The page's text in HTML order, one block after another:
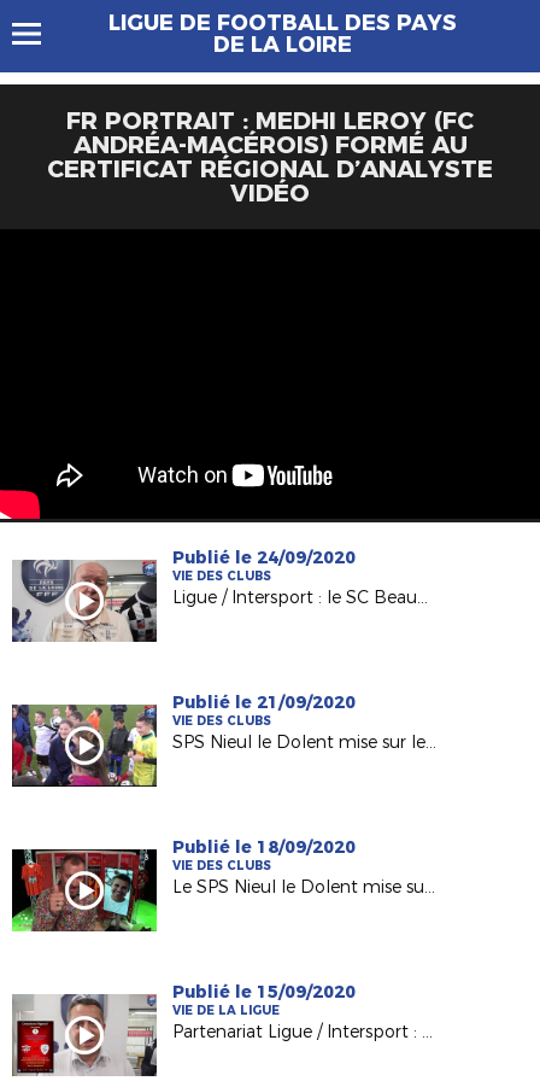
LIGUE DE FOOTBALL DES PAYS
DE LA LOIRE
FR PORTRAIT : MEDHI LEROY (FC
ANDRÉA-MACÉROIS) FORMÉ AU
CERTIFICAT RÉGIONAL D’ANALYSTE
VIDÉO
Publié le 24/09/2020
VIE DES CLUBS
Ligue / Intersport : le SC Beaucouzé du Président Pascal Labbé récompensé
Publié le 21/09/2020
VIE DES CLUBS
SPS Nieul le Dolent mise sur le Programme Educatif Fédéral
Publié le 18/09/2020
VIE DES CLUBS
Le SPS Nieul le Dolent mise sur le PEF !
Publié le 15/09/2020
VIE DE LA LIGUE
Partenariat Ligue / Intersport : nos clubs gagnants !